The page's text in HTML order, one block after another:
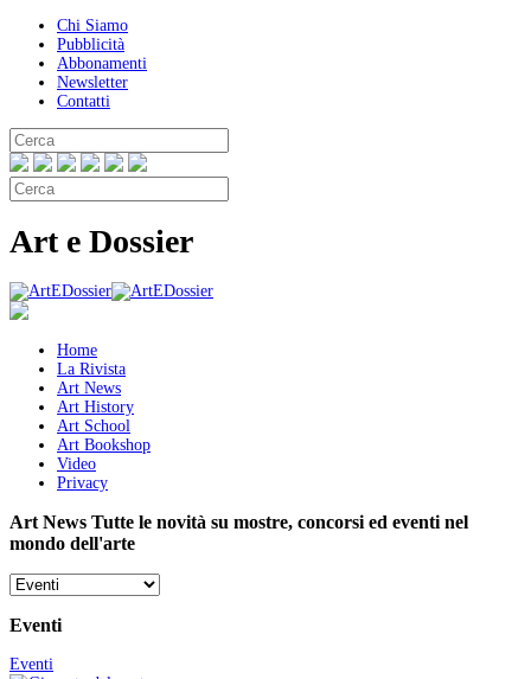
Chi Siamo
Pubblicità
Abbonamenti
Newsletter
Contatti
Art e Dossier
Home
La Rivista
Art News
Art History
Art School
Art Bookshop
Video
Privacy
Art News Tutte le novità su mostre, concorsi ed eventi nel
mondo dell'arte
Eventi
Eventi